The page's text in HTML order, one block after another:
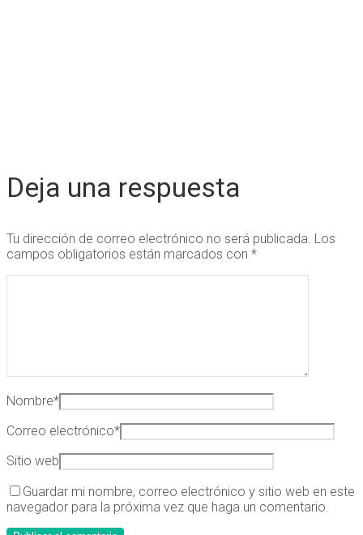
Deja una respuesta
Tu dirección de correo electrónico no será publicada. Los
campos obligatorios están marcados con *
Nombre*
Correo electrónico*
Sitio web
Guardar mi nombre, correo electrónico y sitio web en este
navegador para la próxima vez que haga un comentario.